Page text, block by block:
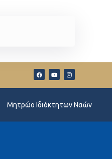
Μητρώο Ιδιόκτητων Ναών